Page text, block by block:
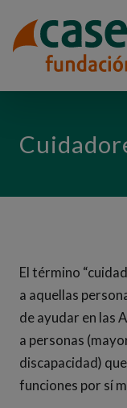
El término
a aquellas
de ayudar en las
a personas
discapacidad)
funciones por sí